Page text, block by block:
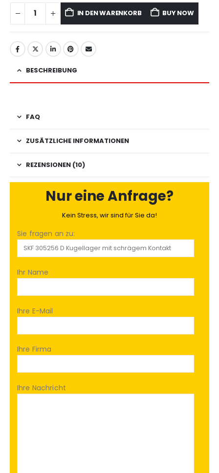
IN DEN WARENKORB BUY NOW
BESCHREIBUNG
FAQ
ZUSÄTZLICHE INFORMATIONEN
REZENSIONEN (10)
Nur eine Anfrage?
Kein Stress, wir sind für Sie da!
Sie fragen an zu:
Ihr Name
Ihre E-Mail
Ihre Firma
Ihre Nachricht